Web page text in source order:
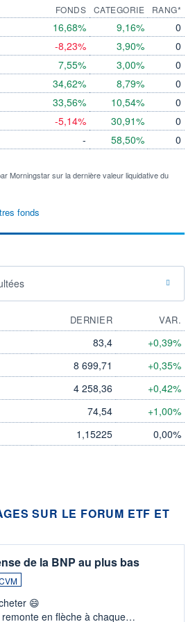
FONDS
16,68%
-8,23%
7,55%
34,62%
33,56%
-5,14%
-
CATEGORIE
9,16%
3,90%
3,00%
8,79%
10,54%
30,91%
58,50%
RANG*
0
0
0
0
0
0
0
Morningstar sur la dernière valeur liquidative du
fonds
DERNIER
VAR.
83,4 +0,39%
8 699,71 +0,35%
4 258,36 +0,42%
74,54 +1,00%
1,15225 0,00%
SUR LE FORUM ETF ET
de la BNP au plus bas
😄​
en flèche à chaque